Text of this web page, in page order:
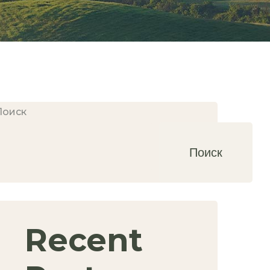
Поиск
Recent